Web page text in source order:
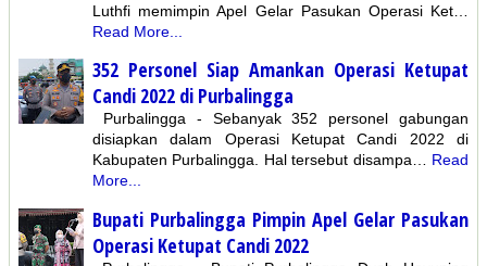
Luthfi memimpin Apel Gelar Pasukan Operasi Ket…
Read More...
352 Personel Siap Amankan Operasi Ketupat
Candi 2022 di Purbalingga
Purbalingga - Sebanyak 352 personel gabungan
disiapkan dalam Operasi Ketupat Candi 2022 di
Kabupaten Purbalingga. Hal tersebut disampa… Read
More...
Bupati Purbalingga Pimpin Apel Gelar Pasukan
Operasi Ketupat Candi 2022